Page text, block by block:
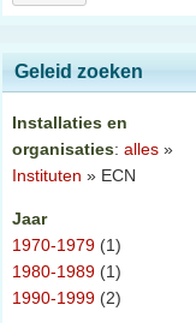
Geleid zoeken
Installaties en
organisaties: alles »
Instituten » ECN
Jaar
1970-1979 (1)
1980-1989 (1)
1990-1999 (2)